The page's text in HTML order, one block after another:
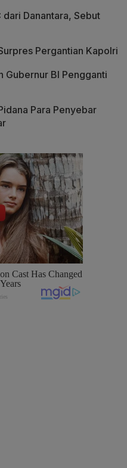
Danantara, Sebut
Pergantian Kapolri
Gubernur BI Pengganti
Para Penyebar